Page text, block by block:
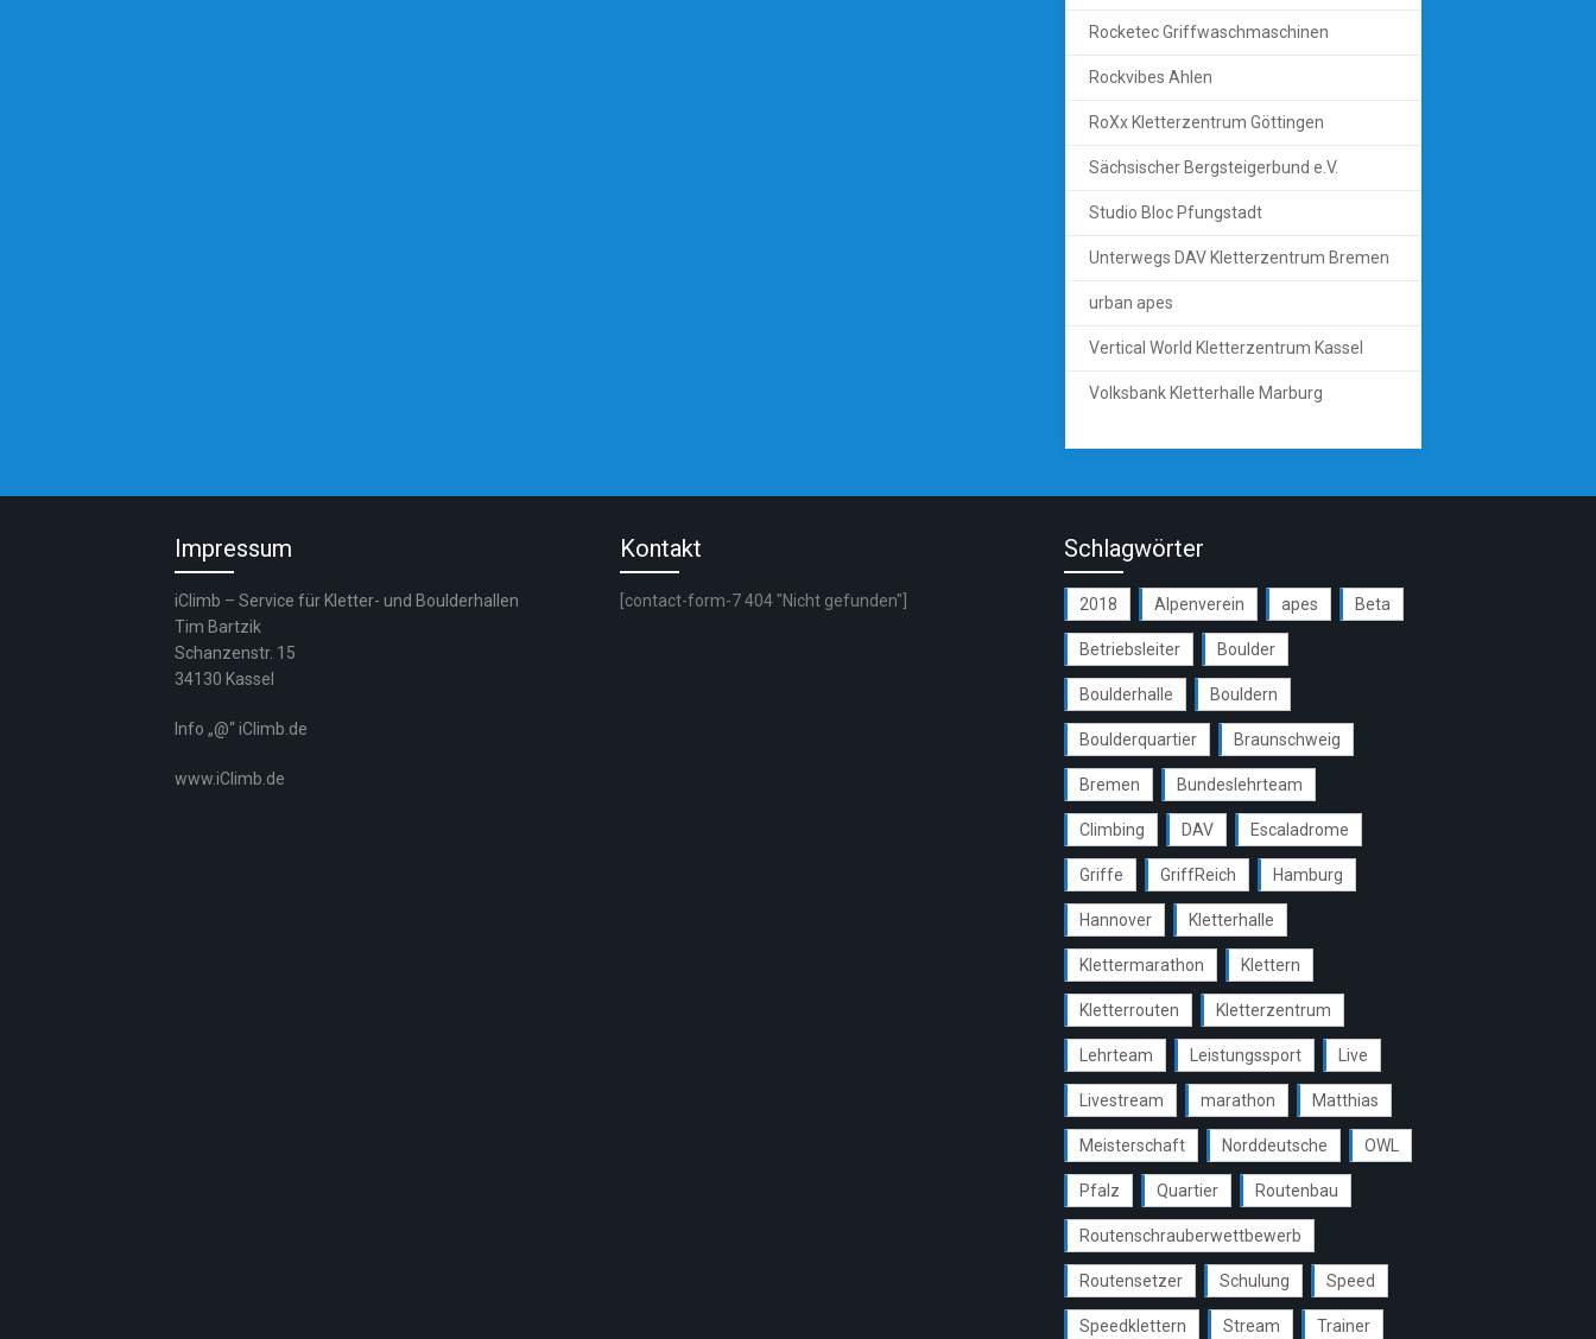
Rocketec Griffwaschmaschinen
Rockvibes Ahlen
RoXx Kletterzentrum Göttingen
Sächsischer Bergsteigerbund e.V.
Studio Bloc Pfungstadt
Unterwegs DAV Kletterzentrum Bremen
urban apes
Vertical World Kletterzentrum Kassel
Volksbank Kletterhalle Marburg
Impressum
iClimb – Service für Kletter- und Boulderhallen
Tim Bartzik
Schanzenstr. 15
34130 Kassel
Info „@“ iClimb.de
www.iClimb.de
Kontakt
[contact-form-7 404 "Nicht gefunden"]
Schlagwörter
2018 Alpenverein apes Beta
Betriebsleiter Boulder
Boulderhalle Bouldern
Boulderquartier Braunschweig
Bremen Bundeslehrteam
Climbing DAV Escaladrome
Griffe GriffReich Hamburg
Hannover Kletterhalle
Klettermarathon Klettern
Kletterrouten Kletterzentrum
Lehrteam Leistungssport Live
Livestream marathon Matthias
Meisterschaft Norddeutsche OWL
Pfalz Quartier Routenbau
Routenschrauberwettbewerb
Routensetzer Schulung Speed
Speedklettern Stream Trainer